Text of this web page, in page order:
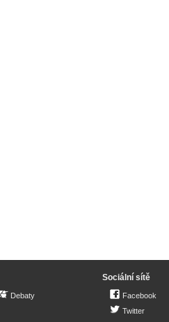
Debaty
Sociální sítě
Facebook
Twitter